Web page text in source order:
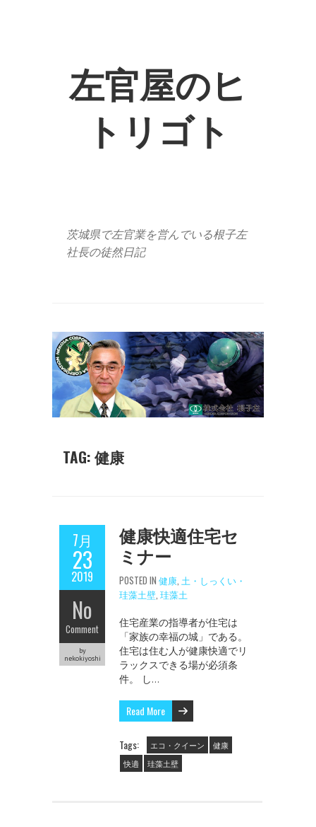
左官屋のヒ
トリゴト
茨城県で左官業を営んでいる根子左
社長の徒然日記
TAG: 健康
7月
23
2019
No
Comment
by
nekokiyoshi
健康快適住宅セ
ミナー
POSTED IN 健康 土・しっくい・
珪藻土壁 珪藻土
住宅産業の指導者が住宅は
「家族の幸福の城」である。
住宅は住む人が健康快適でリ
ラックスできる場が必須条
件。 し…
Read More
Tags: エコ・クイーン
健康
快適
珪藻土壁